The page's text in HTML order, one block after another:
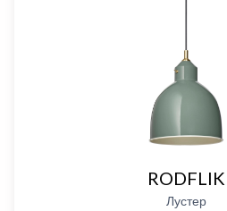
RODFLIK
Лустер